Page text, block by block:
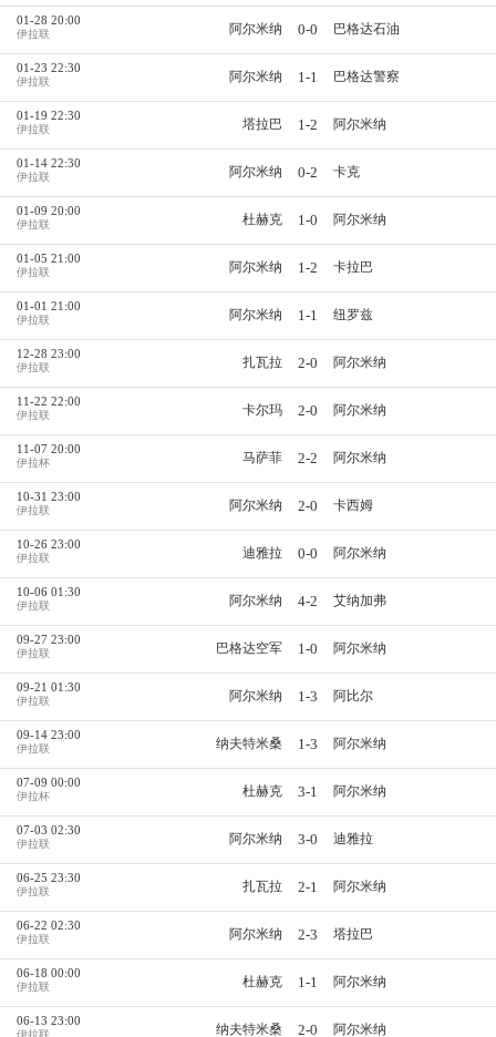
01-28 20:00
伊拉联 阿尔米纳 0-0 巴格达石油
01-23 22:30
伊拉联 阿尔米纳 1-1 巴格达警察
01-19 22:30
伊拉联 塔拉巴 1-2 阿尔米纳
01-14 22:30
伊拉联 阿尔米纳 0-2 卡克
01-09 20:00
伊拉联 杜赫克 1-0 阿尔米纳
01-05 21:00
伊拉联 阿尔米纳 1-2 卡拉巴
01-01 21:00
伊拉联 阿尔米纳 1-1 纽罗兹
12-28 23:00
伊拉联 扎瓦拉 2-0 阿尔米纳
11-22 22:00
伊拉联 卡尔玛 2-0 阿尔米纳
11-07 20:00
伊拉杯 马萨菲 2-2 阿尔米纳
10-31 23:00
伊拉联 阿尔米纳 2-0 卡西姆
10-26 23:00
伊拉联 迪雅拉 0-0 阿尔米纳
10-06 01:30
伊拉联 阿尔米纳 4-2 艾纳加弗
09-27 23:00
伊拉联 巴格达空军 1-0 阿尔米纳
09-21 01:30
伊拉联 阿尔米纳 1-3 阿比尔
09-14 23:00
伊拉联 纳夫特米桑 1-3 阿尔米纳
07-09 00:00
伊拉杯 杜赫克 3-1 阿尔米纳
07-03 02:30
伊拉联 阿尔米纳 3-0 迪雅拉
06-25 23:30
伊拉联 扎瓦拉 2-1 阿尔米纳
06-22 02:30
伊拉联 阿尔米纳 2-3 塔拉巴
06-18 00:00
伊拉联 杜赫克 1-1 阿尔米纳
06-13 23:00
伊拉联 纳夫特米桑 2-0 阿尔米纳